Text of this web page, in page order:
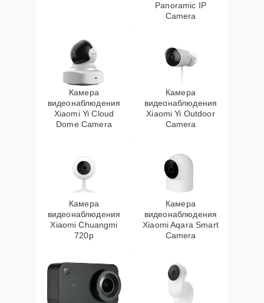
Panoramic IP
Camera
Камера
видеонаблюдения
Xiaomi Yi Cloud
Dome Camera
Камера
видеонаблюдения
Xiaomi Yi Outdoor
Camera
Камера
видеонаблюдения
Xiaomi Chuangmi
720p
Камера
видеонаблюдения
Xiaomi Aqara Smart
Camera